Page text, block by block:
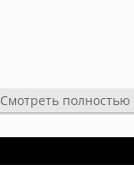
Смотреть полностью